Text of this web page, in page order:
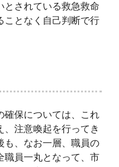
とされている救急救命
ことなく自己判断で行
保については、これ
、注意喚起を行ってき
も、なお一層、職員の
職員一丸となって、市